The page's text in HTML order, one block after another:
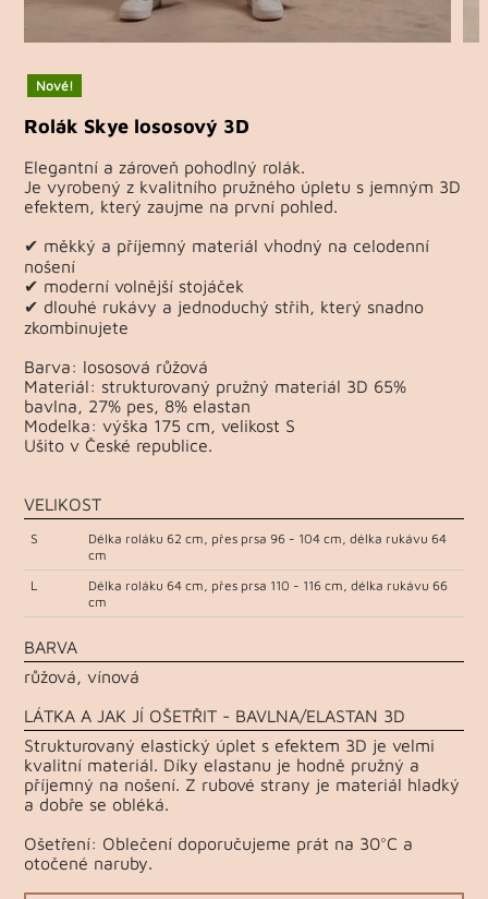
Nové!
Rolák Skye lososový 3D
Elegantní a zároveň pohodlný rolák.
Je vyrobený z kvalitního pružného úpletu s jemným 3D
efektem, který zaujme na první pohled.
✔ měkký a příjemný materiál vhodný na celodenní
nošení
✔ moderní volnější stojáček
✔ dlouhé rukávy a jednoduchý střih, který snadno
zkombinujete
Barva: lososová růžová
Materiál: strukturovaný pružný materiál 3D 65%
bavlna, 27% pes, 8% elastan
Modelka: výška 175 cm, velikost S
Ušito v České republice.
VELIKOST
S
Délka roláku 62 cm, přes prsa 96 - 104 cm, délka rukávu 64
cm
L
Délka roláku 64 cm, přes prsa 110 - 116 cm, délka rukávu 66
cm
BARVA
růžová, vínová
LÁTKA A JAK JÍ OŠETŘIT - BAVLNA/ELASTAN 3D
Strukturovaný elastický úplet s efektem 3D je velmi
kvalitní materiál. Díky elastanu je hodně pružný a
příjemný na nošení. Z rubové strany je materiál hladký
a dobře se obléká.
Ošetření: Oblečení doporučujeme prát na 30°C a
otočené naruby.